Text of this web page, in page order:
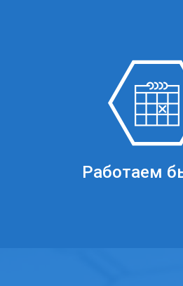
Работаем